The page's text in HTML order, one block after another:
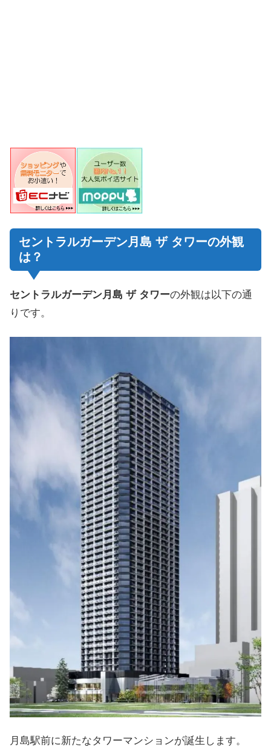
セントラルガーデン月島 ザ タワーの外観
は？
セントラルガーデン月島 ザ タワーの外観は以下の通
りです。
月島駅前に新たなタワーマンションが誕生します。